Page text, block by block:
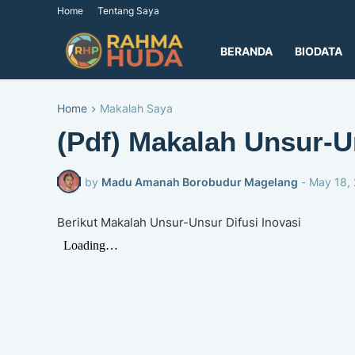
Home Tentang Saya
BERANDA BIODATA
Home Makalah Saya
(Pdf) Makalah Unsur-
by Madu Amanah Borobudur Magelang - May 18,
Berikut Makalah Unsur-Unsur Difusi Inovasi